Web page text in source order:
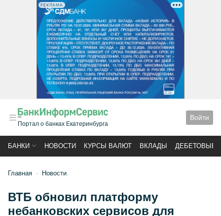
РЕКЛАМА
Портал о банках Екатеринбурга
Войти
БАНКИ НОВОСТИ КУРСЫ ВАЛЮТ ВКЛАДЫ ДЕБЕТОВЫЕ
Главная Новости
ВТБ обновил платформу
небанковских сервисов для